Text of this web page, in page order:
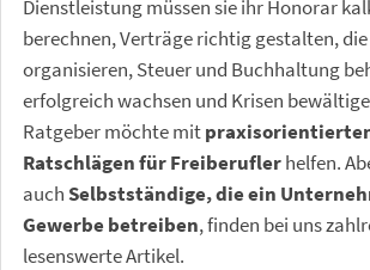
Dienstleistung müssen sie ihr Honorar
berechnen, Verträge richtig gestalten,
organisieren, Steuer und Buchhaltung
erfolgreich wachsen und Krisen
Ratgeber möchte mit
Ratschlägen für Freiberuflerhelfen.
auchSelbstständige, die ein
Gewerbe betreiben, finden bei uns
lesenswerte Artikel.